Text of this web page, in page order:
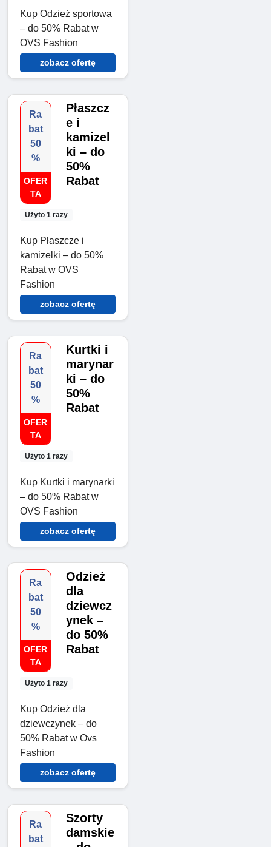
Kup Odzież sportowa
– do 50% Rabat w
OVS Fashion
zobacz ofertę
Ra
bat
50
%
OFER
TA
Użyto 1 razy
Płaszcz
e i
kamizel
ki – do
50%
Rabat
Kup Płaszcze i
kamizelki – do 50%
Rabat w OVS
Fashion
zobacz ofertę
Ra
bat
50
%
OFER
TA
Użyto 1 razy
Kurtki i
marynar
ki – do
50%
Rabat
Kup Kurtki i marynarki
– do 50% Rabat w
OVS Fashion
zobacz ofertę
Ra
bat
50
%
OFER
TA
Użyto 1 razy
Odzież
dla
dziewcz
ynek –
do 50%
Rabat
Kup Odzież dla
dziewczynek – do
50% Rabat w Ovs
Fashion
zobacz ofertę
Ra
bat
Szorty
damskie